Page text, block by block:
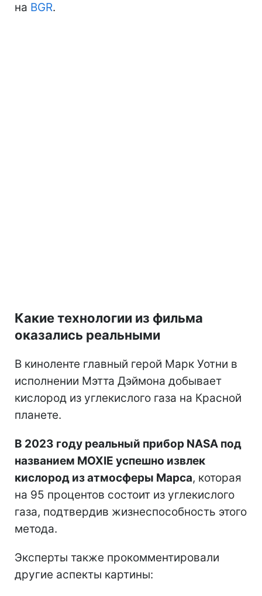
на BGR.
Какие технологии из фильма
оказались реальными
В киноленте главный герой Марк Уотни в
исполнении Мэтта Дэймона добывает
кислород из углекислого газа на Красной
планете.
В 2023 году реальный прибор NASA под
названием MOXIE успешно извлек
кислород из атмосферы Марса, которая
на 95 процентов состоит из углекислого
газа, подтвердив жизнеспособность этого
метода.
Эксперты также прокомментировали
другие аспекты картины: